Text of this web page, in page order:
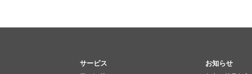
サービス お知らせ